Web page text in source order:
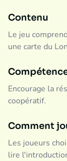
Contenu
Le jeu
une carte du
Encourage la
coopératif.
Comment
Les joueurs
lire